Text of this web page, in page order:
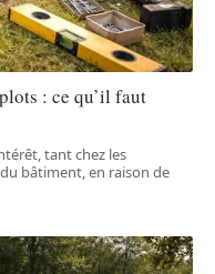
: ce qu’il faut
tant chez les
bâtiment, en raison de